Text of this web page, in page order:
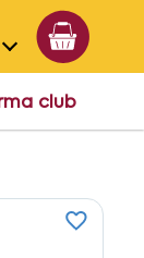
club